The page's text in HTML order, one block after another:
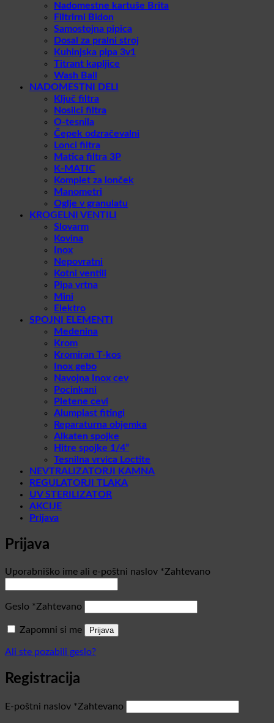
Nadomestne kartuše Brita
Filtrirni Bidon
Samostojna pipica
Dosal za pralni stroj
Kuhinjska pipa 3v1
Titrant kapljice
Wash Ball
NADOMESTNI DELI
Ključ filtra
Nosilci filtra
O-tesnila
Čepek odzračevalni
Lonci filtra
Matica filtra 3P
K-MATIC
Komplet za lonček
Manometri
Oglje v granulatu
KROGELNI VENTILI
Slovarm
Kovina
Inox
Nepovratni
Kotni ventili
Pipa vrtna
Mini
Elektro
SPOJNI ELEMENTI
Medenina
Krom
Kromiran T-kos
Inox gebo
Navojna Inox cev
Pocinkani
Pletene cevi
Alumplast fitingi
Reparaturna objemka
Alkaten spojke
Hitre spojke 1/4”
Tesnilna vrvica Loctite
NEVTRALIZATORJI KAMNA
REGULATORJI TLAKA
UV STERILIZATOR
AKCIJE
Prijava
Prijava
Uporabniško ime ali e-poštni naslov *Zahtevano
Geslo *Zahtevano
Zapomni si me Prijava
Ali ste pozabili geslo?
Registracija
E-poštni naslov *Zahtevano